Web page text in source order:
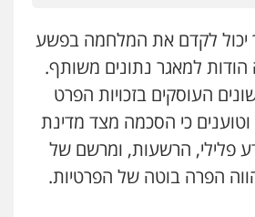
לקדם את המלחמה בפשע
הודות למאגר נתונים משותף.
העוסקים בזכויות הפרט
כי הסכמה מצד מדינת
פלילי, הרשעות, ומרשם של
הפרה בוטה של הפרטיות.